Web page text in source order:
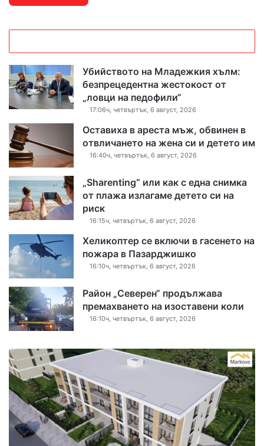
Убийството на Младежкия хълм:
безпрецедентна жестокост от
„ловци на педофили“
17:06ч, четвъртък, 6 август, 2026
Оставиха в ареста мъж, обвинен в
отвличането на жена си и детето им
16:40ч, четвъртък, 6 август, 2026
„Sharenting“ или как с една снимка
от плажа излагаме детето си на
риск
16:15ч, четвъртък, 6 август, 2026
Хеликоптер се включи в гасенето на
пожара в Пазарджишко
16:10ч, четвъртък, 6 август, 2026
Район „Северен“ продължава
премахването на изоставени коли
16:10ч, четвъртък, 6 август, 2026